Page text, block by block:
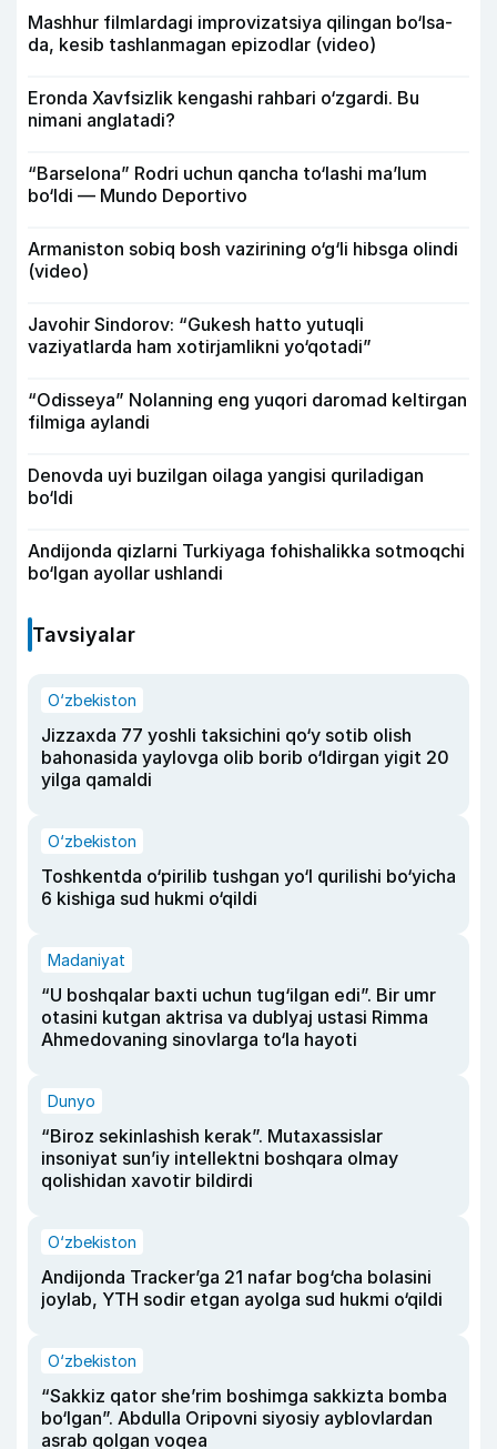
Mashhur filmlardagi improvizatsiya qilingan bo‘lsa-
da, kesib tashlanmagan epizodlar (video)
Eronda Xavfsizlik kengashi rahbari o‘zgardi. Bu
nimani anglatadi?
“Barselona” Rodri uchun qancha to‘lashi ma’lum
bo‘ldi — Mundo Deportivo
Armaniston sobiq bosh vazirining o‘g‘li hibsga olindi
(video)
Javohir Sindorov: “Gukesh hatto yutuqli
vaziyatlarda ham xotirjamlikni yo‘qotadi”
“Odisseya” Nolanning eng yuqori daromad keltirgan
filmiga aylandi
Denovda uyi buzilgan oilaga yangisi quriladigan
bo‘ldi
Andijonda qizlarni Turkiyaga fohishalikka sotmoqchi
bo‘lgan ayollar ushlandi
Tavsiyalar
O‘zbekiston
Jizzaxda 77 yoshli taksichini qo‘y sotib olish
bahonasida yaylovga olib borib o‘ldirgan yigit 20
yilga qamaldi
O‘zbekiston
Toshkentda o‘pirilib tushgan yo‘l qurilishi bo‘yicha
6 kishiga sud hukmi o‘qildi
Madaniyat
“U boshqalar baxti uchun tug‘ilgan edi”. Bir umr
otasini kutgan aktrisa va dublyaj ustasi Rimma
Ahmedovaning sinovlarga to‘la hayoti
Dunyo
“Biroz sekinlashish kerak”. Mutaxassislar
insoniyat sun’iy intellektni boshqara olmay
qolishidan xavotir bildirdi
O‘zbekiston
Andijonda Tracker’ga 21 nafar bog‘cha bolasini
joylab, YTH sodir etgan ayolga sud hukmi o‘qildi
O‘zbekiston
“Sakkiz qator she’rim boshimga sakkizta bomba
bo‘lgan”. Abdulla Oripovni siyosiy ayblovlardan
asrab qolgan voqea